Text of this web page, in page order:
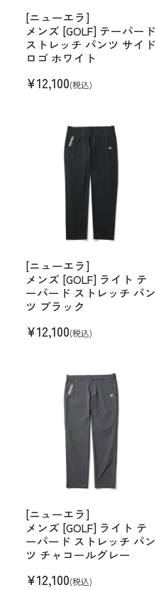
[ニューエラ]
メンズ [GOLF] テーパード
ストレッチ パンツ サイド
ロゴ ホワイト
¥12,100(税込)
[ニューエラ]
メンズ [GOLF] ライト テ
ーパード ストレッチ パン
ツ ブラック
¥12,100(税込)
[ニューエラ]
メンズ [GOLF] ライト テ
ーパード ストレッチ パン
ツ チャコールグレー
¥12,100(税込)